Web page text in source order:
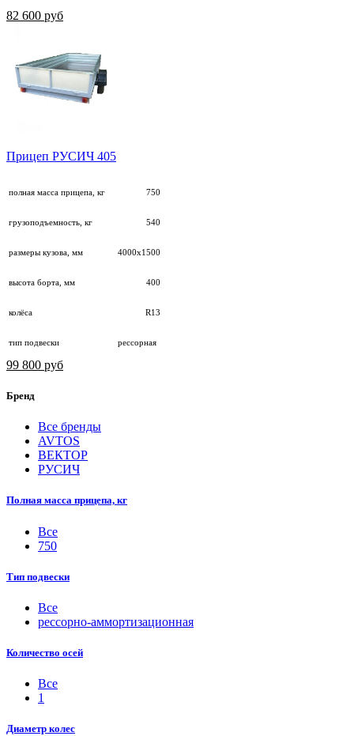
82 600 руб
Прицеп РУСИЧ 405
полная масса прицепа, кг 750
грузоподъемность, кг 540
размеры кузова, мм 4000х1500
высота борта, мм 400
колёса R13
тип подвески рессорная
99 800 руб
Бренд
Все бренды
AVTOS
ВЕКТОР
РУСИЧ
Полная масса прицепа, кг
Все
750
Тип подвески
Все
рессорно-аммортизационная
Количество осей
Все
1
Диаметр колес